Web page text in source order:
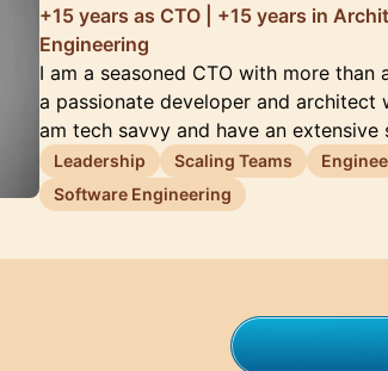
+15 years as CTO | +15 years in
Engineering
I am a seasoned CTO with more
a passionate developer and architect
am tech savvy and have an
Leadership Scaling Teams
Software Engineering